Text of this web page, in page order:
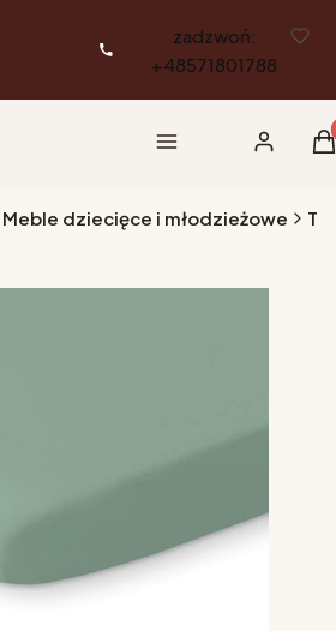
zadzwoń:
+48571801788
Menu Zaloguj się
dziecięce i młodzieżowe